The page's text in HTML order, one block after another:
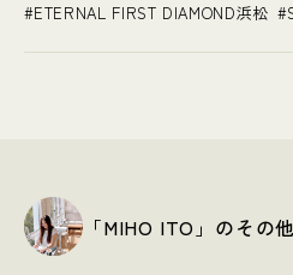
ETERNAL FIRST DIAMOND浜松
「MIHO ITO」のその